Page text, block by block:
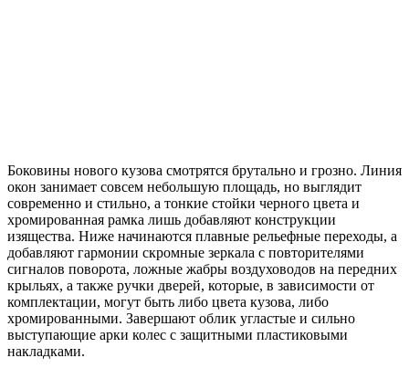
Боковины нового кузова смотрятся брутально и грозно. Линия
окон занимает совсем небольшую площадь, но выглядит
современно и стильно, а тонкие стойки черного цвета и
хромированная рамка лишь добавляют конструкции
изящества. Ниже начинаются плавные рельефные переходы, а
добавляют гармонии скромные зеркала с повторителями
сигналов поворота, ложные жабры воздуховодов на передних
крыльях, а также ручки дверей, которые, в зависимости от
комплектации, могут быть либо цвета кузова, либо
хромированными. Завершают облик угластые и сильно
выступающие арки колес с защитными пластиковыми
накладками.